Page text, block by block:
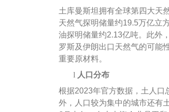
土库曼斯坦拥有全球第四大天
天然气探明储量约19.5万亿立
油探明储量约2.13亿吨。此外
罗斯及伊朗出口天然气的可能
重要原材料。
l 人口分布
根据2023年官方数据，土人口
外，人口较为集中的城市还有